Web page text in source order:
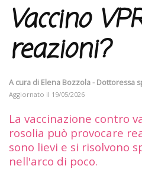
Vaccino
reazioni?
A cura di Elena Bozzola - Dottoressa
Aggiornato il 19/05/2026
La vaccinazione contro
rosolia può provocare
sono lievi e si risolvono
nell'arco di poco.